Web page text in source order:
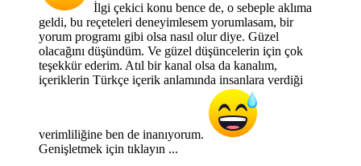
İlgi çekici konu bence de, o sebeple aklıma
geldi, bu reçeteleri deneyimlesem yorumlasam, bir
yorum programı gibi olsa nasıl olur diye. Güzel
olacağını düşündüm. Ve güzel düşüncelerin için çok
teşekkür ederim. Atıl bir kanal olsa da kanalım,
içeriklerin Türkçe içerik anlamında insanlara verdiği
verimliliğine ben de inanıyorum.
Genişletmek için tıklayın ...